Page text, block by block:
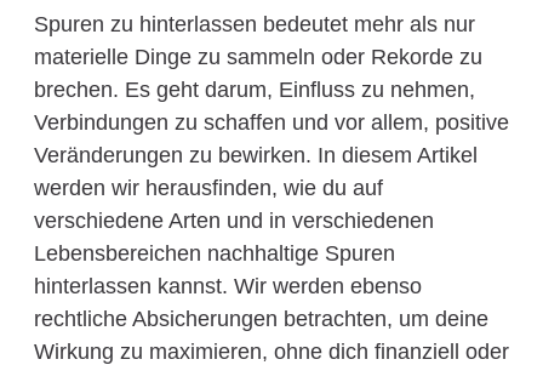
Spuren zu hinterlassen bedeutet mehr als nur
materielle Dinge zu sammeln oder Rekorde zu
brechen. Es geht darum, Einfluss zu nehmen,
Verbindungen zu schaffen und vor allem, positive
Veränderungen zu bewirken. In diesem Artikel
werden wir herausfinden, wie du auf
verschiedene Arten und in verschiedenen
Lebensbereichen nachhaltige Spuren
hinterlassen kannst. Wir werden ebenso
rechtliche Absicherungen betrachten, um deine
Wirkung zu maximieren, ohne dich finanziell oder